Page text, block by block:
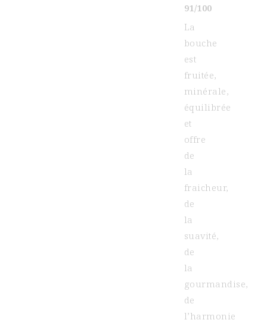
91/100
La
bouche
est
fruitée,
minérale,
équilibrée
et
offre
de
la
fraicheur,
de
la
suavité,
de
la
gourmandise,
de
l’harmonie